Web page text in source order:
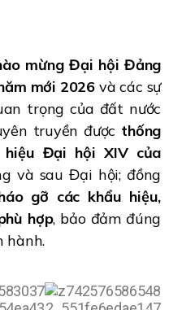
mừng Đại hội Đảng
mới 2026và các sự
trọng của đất nước
truyền được thống
Đại hội XIV của
và sau Đại hội; đồng
gỡ các khẩu hiệu,
hợp, bảo đảm đúng
hành.